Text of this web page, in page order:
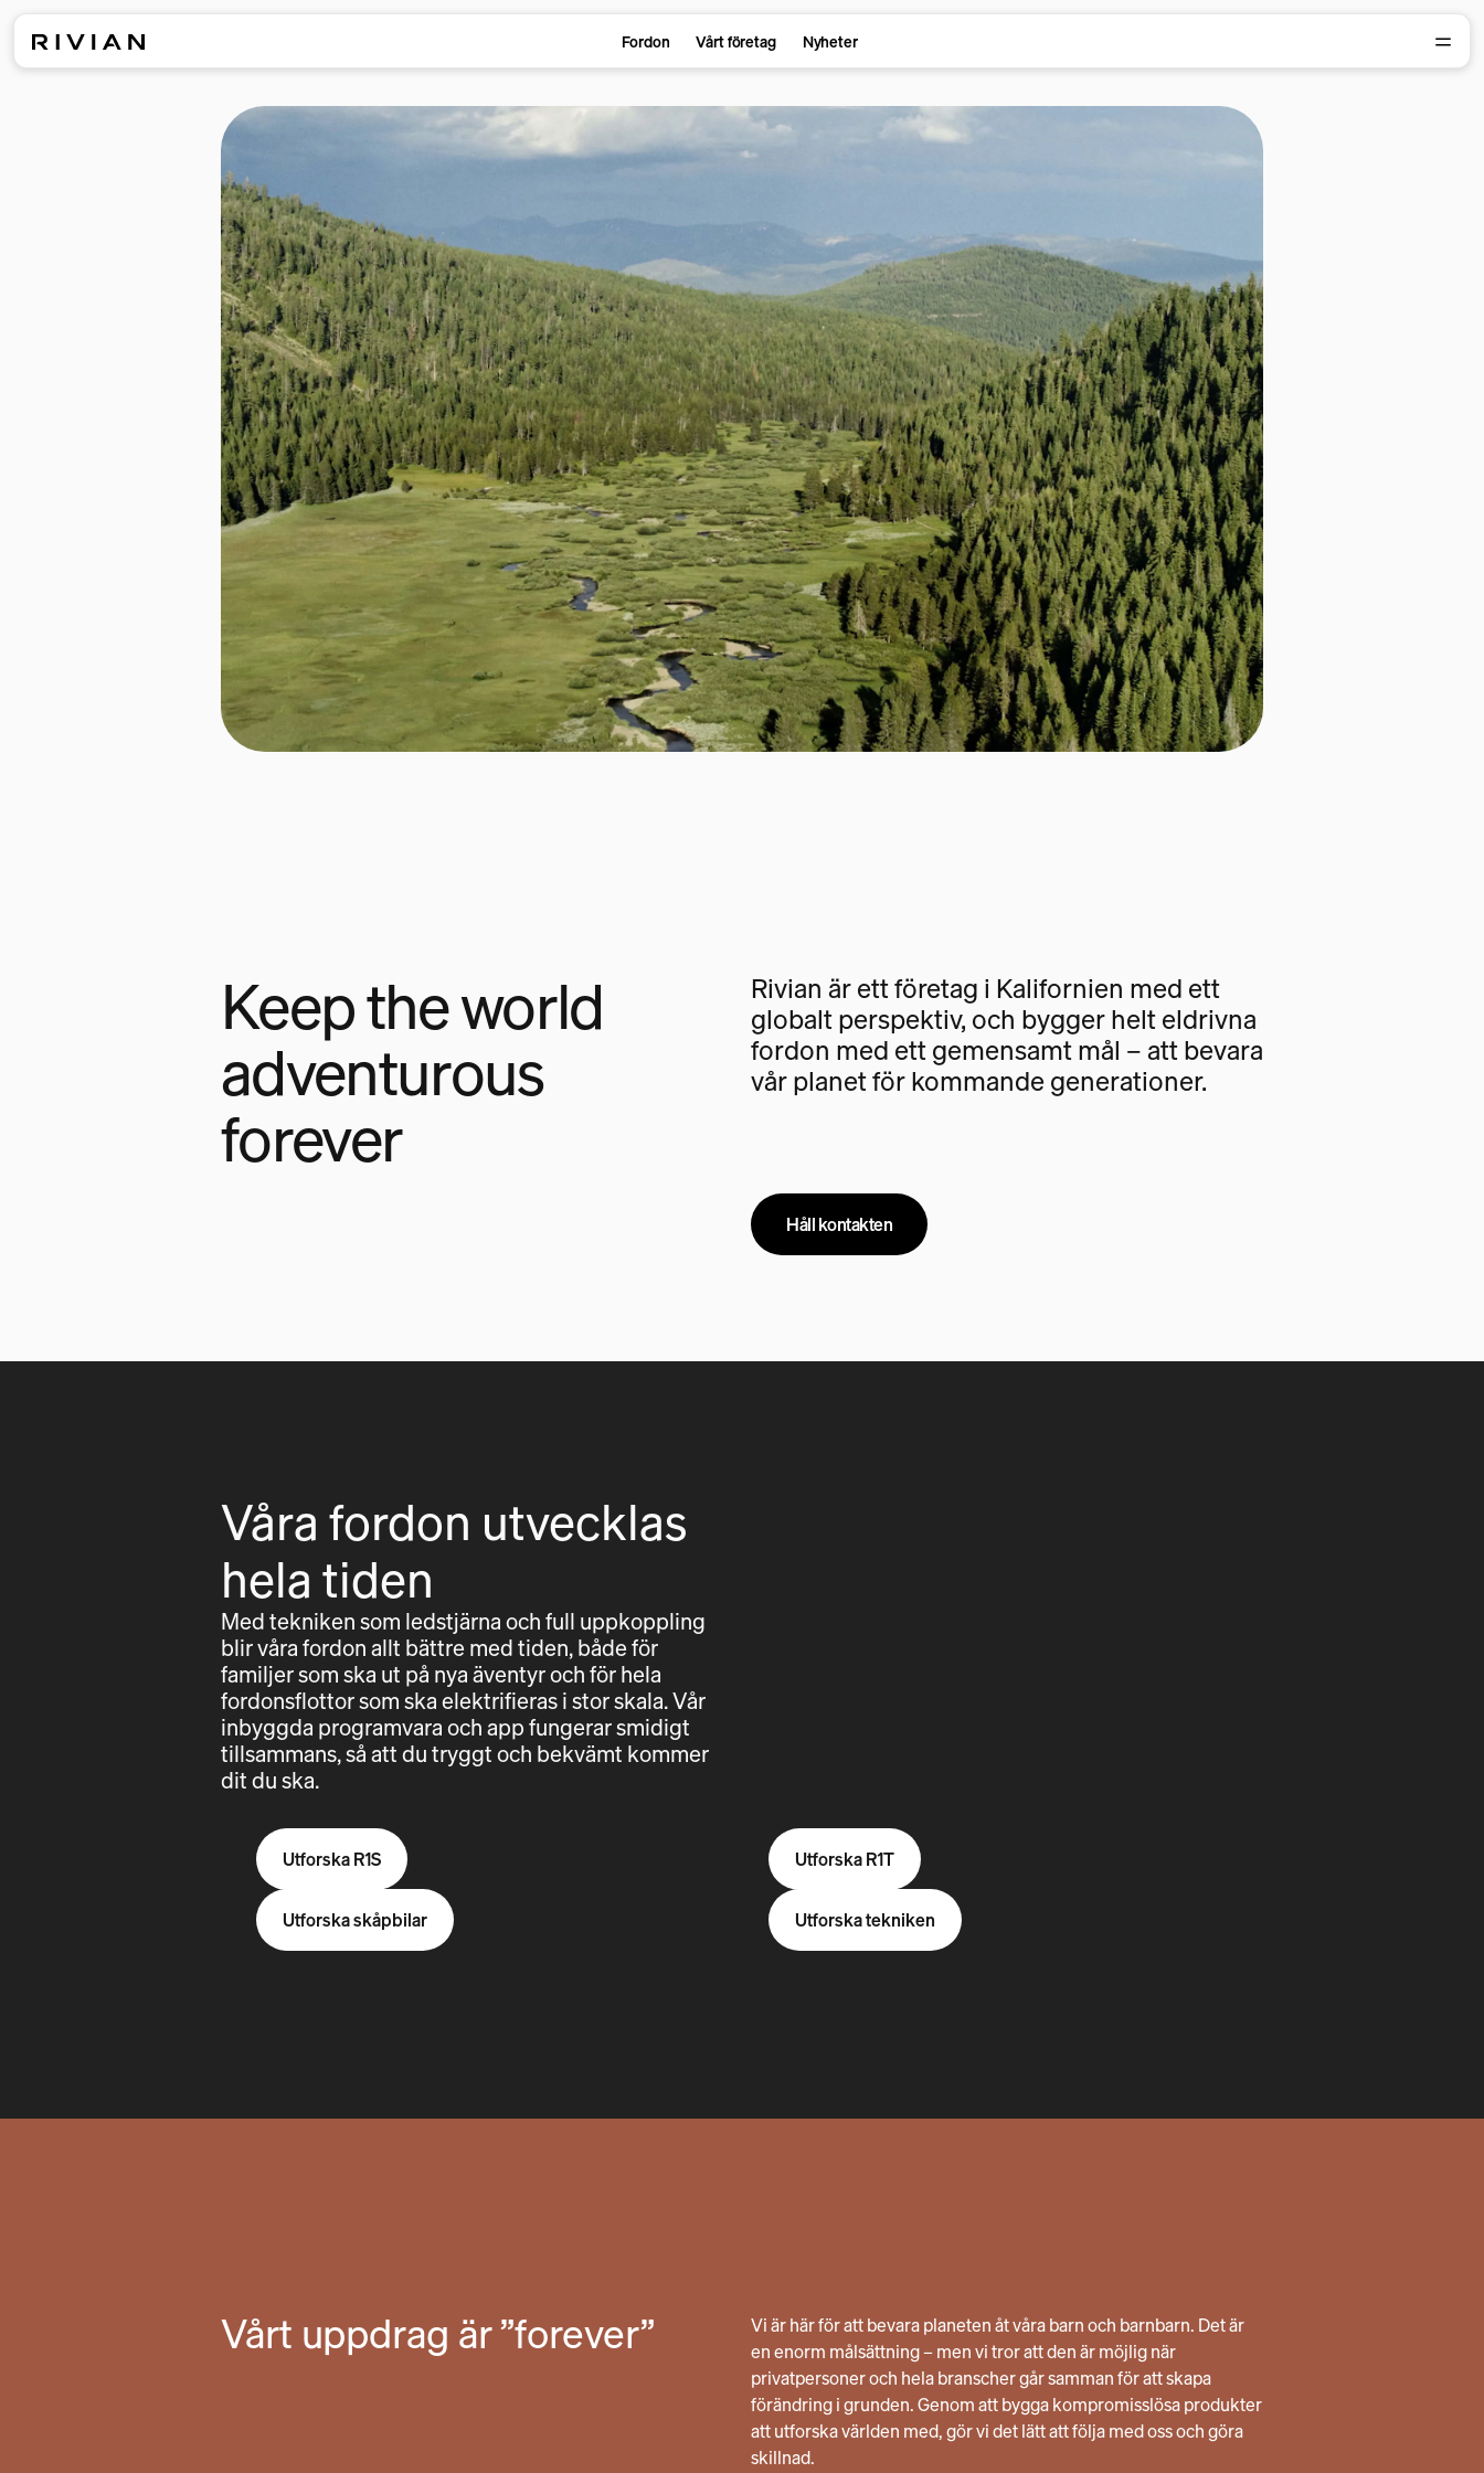
Fordon Vårt företag Nyheter
Keep the world
adventurous
forever
Rivian är ett företag i Kalifornien med ett
globalt perspektiv, och bygger helt eldrivna
fordon med ett gemensamt mål – att bevara
vår planet för kommande generationer.
Håll kontakten
Våra fordon utvecklas
hela tiden
Med tekniken som ledstjärna och full uppkoppling
blir våra fordon allt bättre med tiden, både för
familjer som ska ut på nya äventyr och för hela
fordonsflottor som ska elektrifieras i stor skala. Vår
inbyggda programvara och app fungerar smidigt
tillsammans, så att du tryggt och bekvämt kommer
dit du ska.
Utforska R1S Utforska R1T
Utforska skåpbilar Utforska tekniken
Vårt uppdrag är ”forever”
Vi är här för att bevara planeten åt våra barn och barnbarn. Det är
en enorm målsättning – men vi tror att den är möjlig när
privatpersoner och hela branscher går samman för att skapa
förändring i grunden. Genom att bygga kompromisslösa produkter
att utforska världen med, gör vi det lätt att följa med oss och göra
skillnad.